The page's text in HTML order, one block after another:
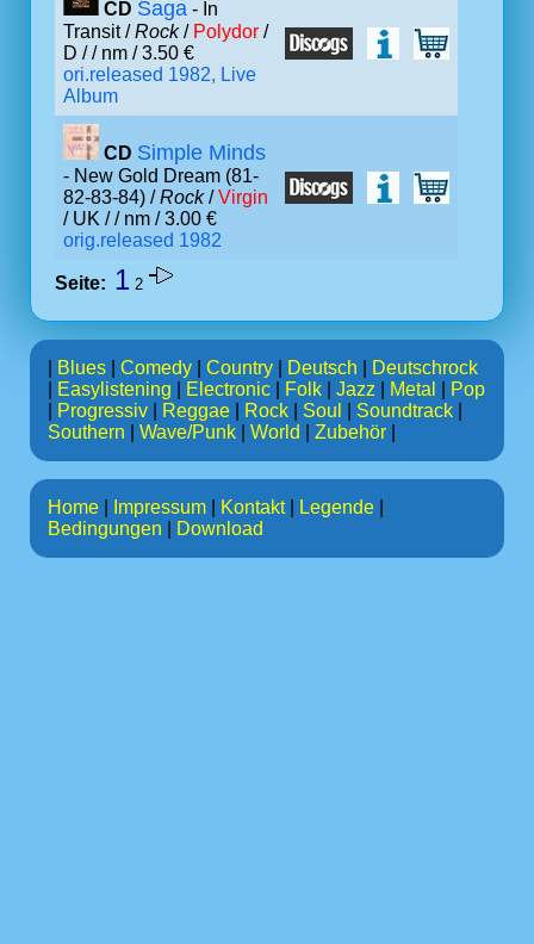
CD Saga - In
Transit /Rock/ Polydor /
D // nm / 3.50 €
ori.released 1982, Live
Album
CD Simple Minds
- New Gold Dream (81-
82-83-84) /Rock/Virgin
/ UK // nm / 3.00 €
orig.released 1982
Seite: 1 2
Blues Comedy Country Deutsch
Deutschrock
Easylistening Electronic Folk Jazz Metal
Pop
Progressiv Reggae Rock Soul Soundtrack
Southern
Wave/Punk World Zubehör
Home Impressum Kontakt| Legende
Bedingungen
Download